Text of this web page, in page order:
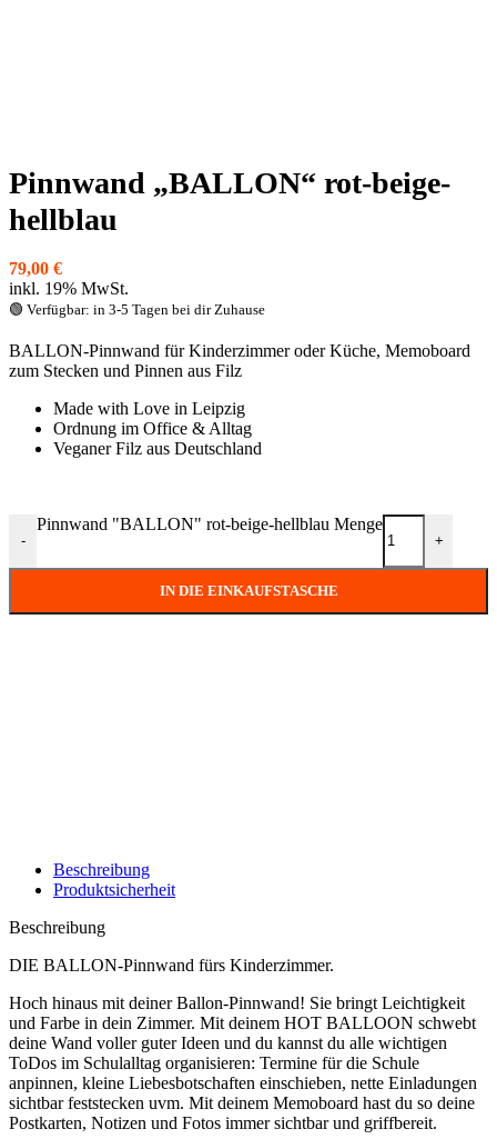
Pinnwand „BALLON“ rot-beige-
hellblau
79,00 €
inkl. 19% MwSt.
🟢 Verfügbar: in 3-5 Tagen bei dir Zuhause
BALLON-Pinnwand für Kinderzimmer oder Küche, Memoboard
zum Stecken und Pinnen aus Filz
Made with Love in Leipzig
Ordnung im Office & Alltag
Veganer Filz aus Deutschland
-
Pinnwand "BALLON" rot-beige-hellblau Menge
+
IN DIE EINKAUFSTASCHE
Beschreibung
Produktsicherheit
Beschreibung
DIE BALLON-Pinnwand fürs Kinderzimmer.
Hoch hinaus mit deiner Ballon-Pinnwand! Sie bringt Leichtigkeit
und Farbe in dein Zimmer. Mit deinem HOT BALLOON schwebt
deine Wand voller guter Ideen und du kannst du alle wichtigen
ToDos im Schulalltag organisieren: Termine für die Schule
anpinnen, kleine Liebesbotschaften einschieben, nette Einladungen
sichtbar feststecken uvm. Mit deinem Memoboard hast du so deine
Postkarten, Notizen und Fotos immer sichtbar und griffbereit.